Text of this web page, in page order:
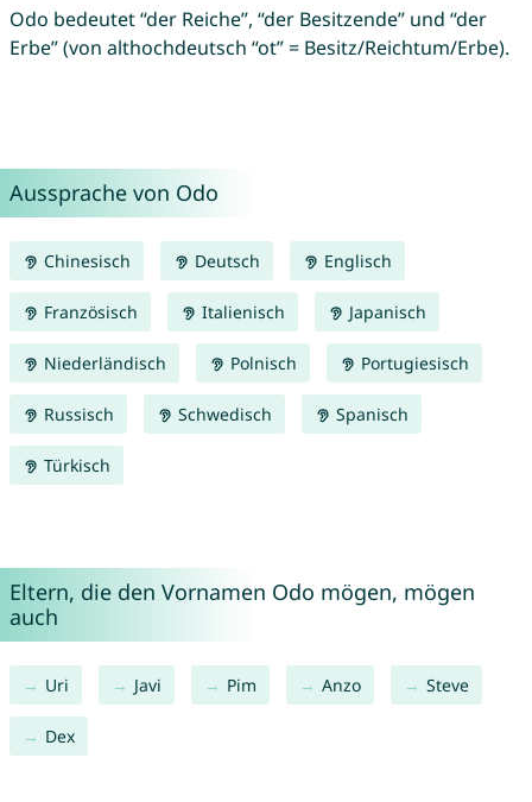
Odo bedeutet “der Reiche”, “der Besitzende” und “der
Erbe” (von althochdeutsch “ot” = Besitz/Reichtum/Erbe).
Aussprache von Odo
Chinesisch Deutsch Englisch
Französisch Italienisch Japanisch
Niederländisch Polnisch Portugiesisch
Russisch Schwedisch Spanisch
Türkisch
Eltern, die den Vornamen Odo mögen, mögen
auch
Uri Javi Pim Anzo Steve
Dex